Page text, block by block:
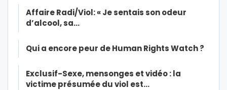
Affaire Radi/Viol: « Je sentais son odeur
d’alcool, sa…
Qui a encore peur de Human Rights Watch ?
Exclusif-Sexe, mensonges et vidéo : la
victime présumée du viol est…